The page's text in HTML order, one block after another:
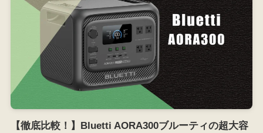
【徹底比較！】Bluetti AORA300ブルーティの超大容